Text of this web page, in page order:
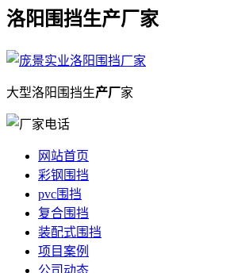
洛阳围挡生产厂家
大型洛阳围挡生产厂家
网站首页
彩钢围挡
pvc围挡
复合围挡
装配式围挡
项目案例
公司动态